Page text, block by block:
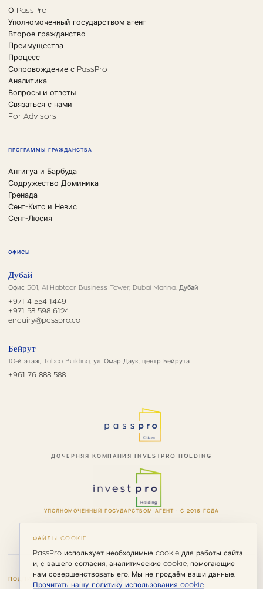
О PassPro
Уполномоченный государством агент
Второе гражданство
Преимущества
Процесс
Сопровождение с PassPro
Аналитика
Вопросы и ответы
Связаться с нами
For Advisors
ПРОГРАММЫ ГРАЖДАНСТВА
Антигуа и Барбуда
Содружество Доминика
Гренада
Сент-Китс и Невис
Сент-Люсия
ОФИСЫ
Дубай
Офис 501, Al Habtoor Business Tower, Dubai Marina, Дубай
+971 4 554 1449
+971 58 598 6124
enquiry@passpro.co
Бейрут
10-й этаж, Tabco Building, ул. Омар Даук, центр Бейрута
+961 76 888 588
ДОЧЕРНЯЯ КОМПАНИЯ INVESTPRO HOLDING
УПОЛНОМОЧЕННЫЙ ГОСУДАРСТВОМ АГЕНТ · С 2016 ГОДА
ПОДПИСАТЬСЯ
ФАЙЛЫ COOKIE
PassPro использует необходимые cookie для работы сайта
и, с вашего согласия, аналитические cookie, помогающие
нам совершенствовать его. Мы не продаём ваши данные.
Прочитать нашу политику использования cookie.